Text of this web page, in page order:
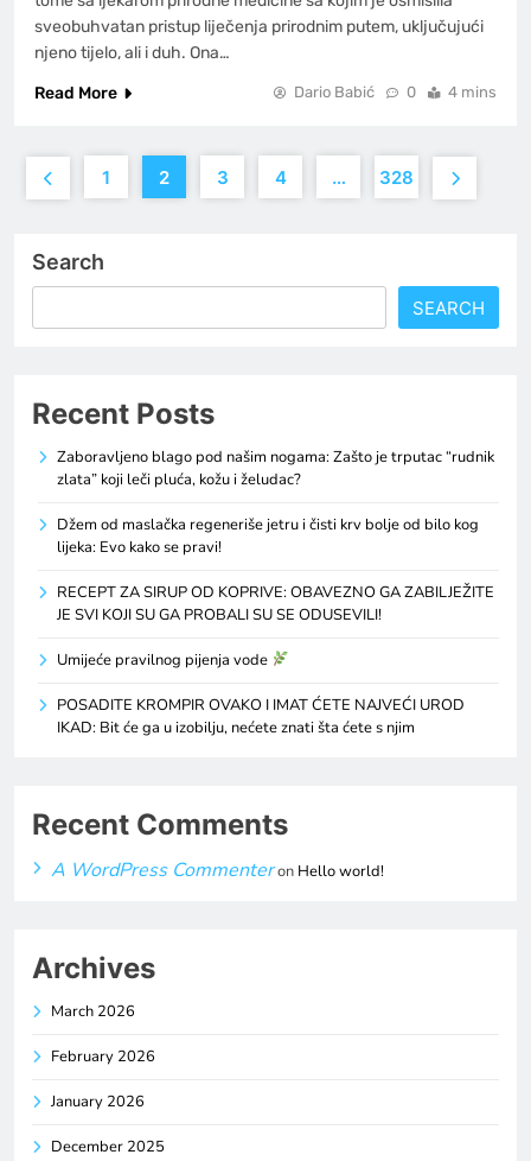
sveobuhvatan pristup liječenja prirodnim putem, uključujući
njeno tijelo, ali i duh. Ona…
Read More
Dario Babić 0 4 mins
1 2 3 4 … 328
Search
SEARCH
Recent Posts
Zaboravljeno blago pod našim nogama: Zašto je trputac “rudnik
zlata” koji leči pluća, kožu i želudac?
Džem od maslačka regeneriše jetru i čisti krv bolje od bilo kog
lijeka: Evo kako se pravi!
RECEPT ZA SIRUP OD KOPRIVE: OBAVEZNO GA ZABILJEŽITE
JE SVI KOJI SU GA PROBALI SU SE ODUSEVILI!
Umijeće pravilnog pijenja vode
POSADITE KROMPIR OVAKO I IMAT ĆETE NAJVEĆI UROD
IKAD: Bit će ga u izobilju, nećete znati šta ćete s njim
Recent Comments
A WordPress Commenteron Hello world!
Archives
March 2026
February 2026
January 2026
December 2025